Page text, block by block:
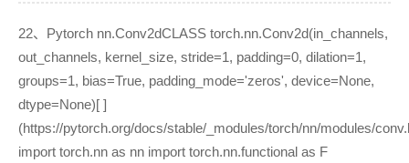
22、Pytorch nn.Conv2dCLASS torch.nn.Conv2d(in_channels,
out_channels, kernel_size, stride=1, padding=0, dilation=1,
groups=1, bias=True, padding_mode='zeros', device=None,
dtype=None)[ ]
(https://pytorch.org/docs/stable/_modules/torch/nn/modules/
import torch.nn as nn import torch.nn.functional as F